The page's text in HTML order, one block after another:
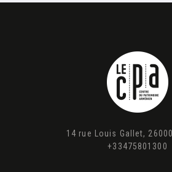
14 rue Louis Gallet,
+33475801300